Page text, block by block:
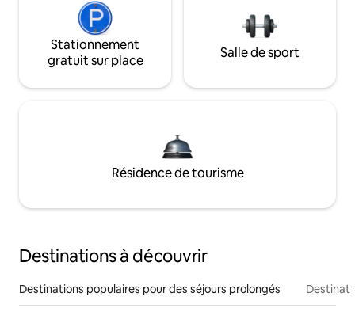
Stationnement
gratuit sur place
Salle de sport
Résidence de tourisme
Destinations à découvrir
Destinations populaires pour des séjours prolongés